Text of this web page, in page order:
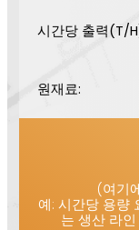
시간당 출력(T/
원재료:
(여기
예: 시간당 용량
는 생산 라